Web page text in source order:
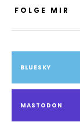
FOLGE MIR
BLUESKY
MASTODON